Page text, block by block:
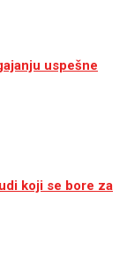
uspešne
koji se bore za